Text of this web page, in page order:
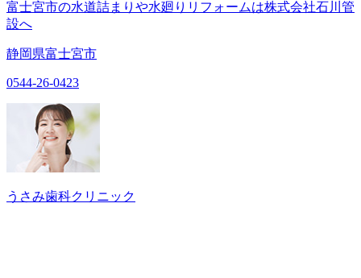
富士宮市の水道詰まりや水廻りリフォームは株式会社石川管
設へ
静岡県富士宮市
0544-26-0423
うさみ歯科クリニック